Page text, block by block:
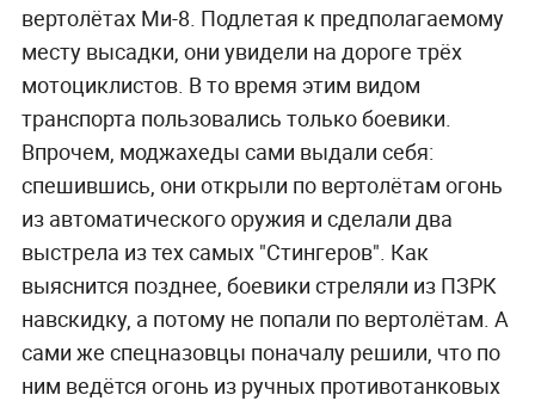
вертолётах Ми-8. Подлетая к предполагаемому
месту высадки, они увидели на дороге трёх
мотоциклистов. В то время этим видом
транспорта пользовались только боевики.
Впрочем, моджахеды сами выдали себя:
спешившись, они открыли по вертолётам огонь
из автоматического оружия и сделали два
выстрела из тех самых "Стингеров". Как
выяснится позднее, боевики стреляли из ПЗРК
навскидку, а потому не попали по вертолётам. А
сами же спецназовцы поначалу решили, что по
ним ведётся огонь из ручных противотанковых